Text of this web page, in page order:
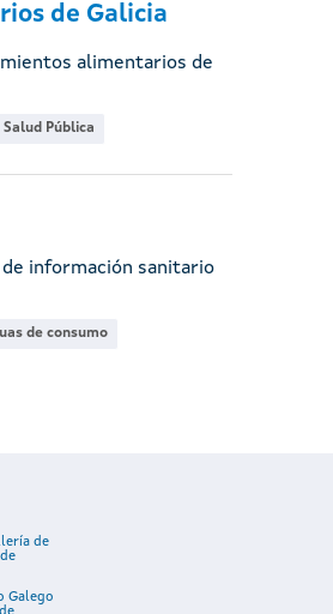
de Galicia
alimentarios de
Salud Pública
de información sanitario
de consumo
de
Galego